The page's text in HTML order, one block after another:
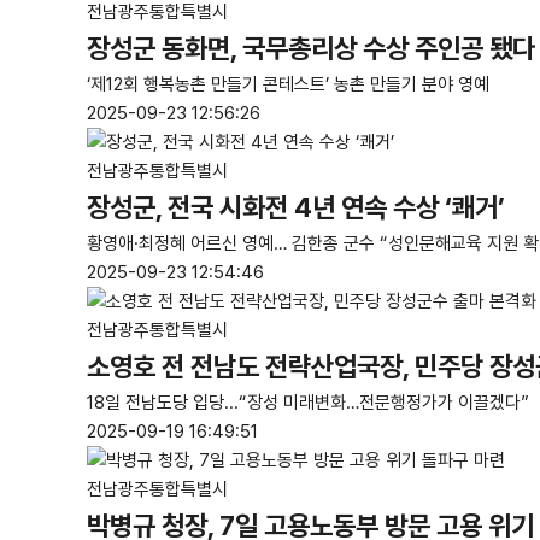
전남광주통합특별시
장성군 동화면, 국무총리상 수상 주인공 됐다
‘제12회 행복농촌 만들기 콘테스트’ 농촌 만들기 분야 영예
2025-09-23 12:56:26
전남광주통합특별시
장성군, 전국 시화전 4년 연속 수상 ‘쾌거’
황영애·최정혜 어르신 영예… 김한종 군수 “성인문해교육 지원
2025-09-23 12:54:46
전남광주통합특별시
소영호 전 전남도 전략산업국장, 민주당 장
18일 전남도당 입당...“장성 미래변화…전문행정가가 이끌겠다”
2025-09-19 16:49:51
전남광주통합특별시
박병규 청장, 7일 고용노동부 방문 고용 위기